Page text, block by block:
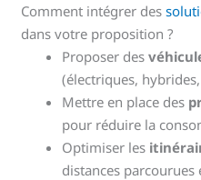
Comment intégrer des
dans votre proposition ?
Proposer des
(électriques, hybrides,
Mettre en place des
pour réduire la
Optimiser les
distances parcourues